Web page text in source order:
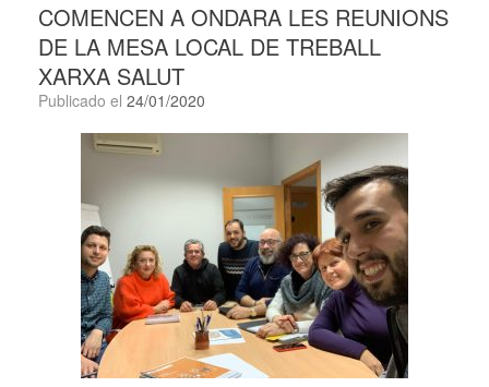
COMENCEN A ONDARA LES REUNIONS
DE LA MESA LOCAL DE TREBALL
XARXA SALUT
Publicado el 24/01/2020